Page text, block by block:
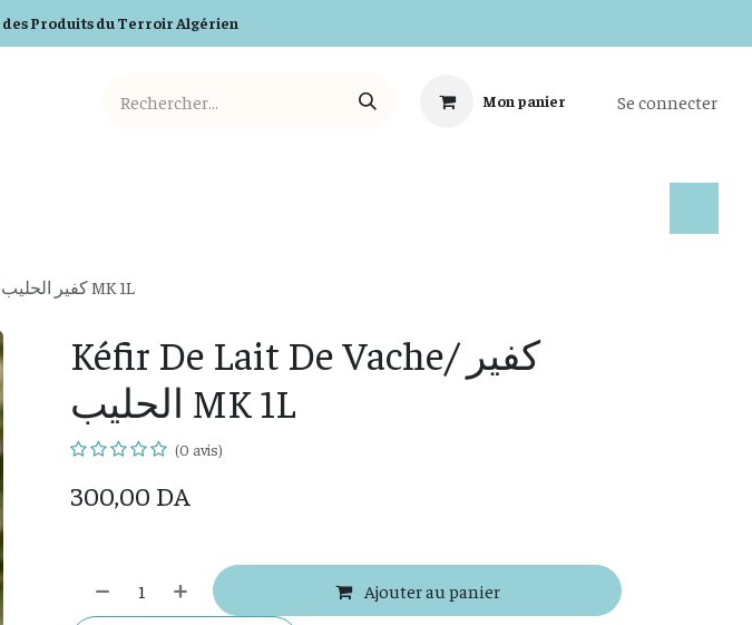
Produits du Terroir Algérien
Mon panier Se connecter
Kéfir De Lait De Vache/ كفير الحليب MK 1L
Kéfir De Lait De Vache/ كفير
الحليب MK 1L
(0 avis)
300,00 DA
Ajouter au panier